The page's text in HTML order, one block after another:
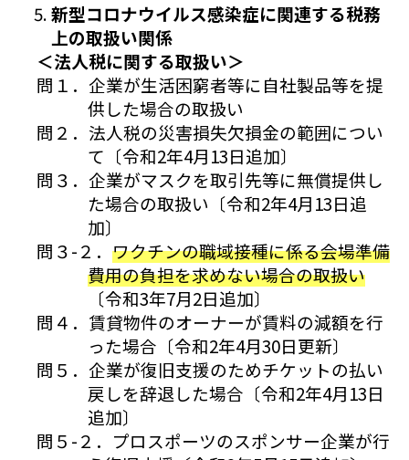
新型コロナウイルス感染症に関連する税務
上の取扱い関係
＜法人税に関する取扱い＞
問１．企業が生活困窮者等に自社製品等を提
供した場合の取扱い
問２．法人税の災害損失欠損金の範囲につい
て〔令和2年4月13日追加〕
問３．企業がマスクを取引先等に無償提供し
た場合の取扱い〔令和2年4月13日追
加〕
問３-２． ワクチンの職域接種に係る会場準備
費用の負担を求めない場合の取扱い
〔令和3年7月2日追加〕
問４．賃貸物件のオーナーが賃料の減額を行
った場合〔令和2年4月30日更新〕
問５．企業が復旧支援のためチケットの払い
戻しを辞退した場合〔令和2年4月13日
追加〕
問５-２．プロスポーツのスポンサー企業が行